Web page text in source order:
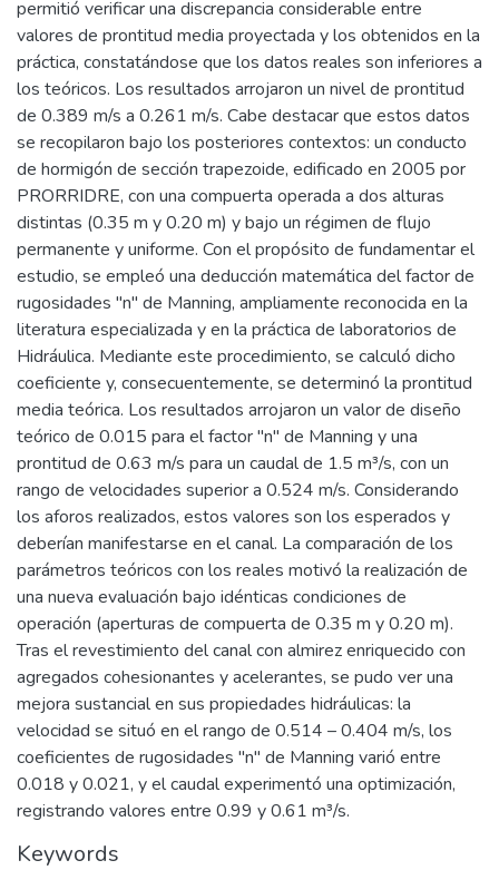
permitió verificar una discrepancia considerable entre
valores de prontitud media proyectada y los obtenidos en la
práctica, constatándose que los datos reales son inferiores a
los teóricos. Los resultados arrojaron un nivel de prontitud
de 0.389 m/s a 0.261 m/s. Cabe destacar que estos datos
se recopilaron bajo los posteriores contextos: un conducto
de hormigón de sección trapezoide, edificado en 2005 por
PRORRIDRE, con una compuerta operada a dos alturas
distintas (0.35 m y 0.20 m) y bajo un régimen de flujo
permanente y uniforme. Con el propósito de fundamentar el
estudio, se empleó una deducción matemática del factor de
rugosidades "n" de Manning, ampliamente reconocida en la
literatura especializada y en la práctica de laboratorios de
Hidráulica. Mediante este procedimiento, se calculó dicho
coeficiente y, consecuentemente, se determinó la prontitud
media teórica. Los resultados arrojaron un valor de diseño
teórico de 0.015 para el factor "n" de Manning y una
prontitud de 0.63 m/s para un caudal de 1.5 m³/s, con un
rango de velocidades superior a 0.524 m/s. Considerando
los aforos realizados, estos valores son los esperados y
deberían manifestarse en el canal. La comparación de los
parámetros teóricos con los reales motivó la realización de
una nueva evaluación bajo idénticas condiciones de
operación (aperturas de compuerta de 0.35 m y 0.20 m).
Tras el revestimiento del canal con almirez enriquecido con
agregados cohesionantes y acelerantes, se pudo ver una
mejora sustancial en sus propiedades hidráulicas: la
velocidad se situó en el rango de 0.514 – 0.404 m/s, los
coeficientes de rugosidades "n" de Manning varió entre
0.018 y 0.021, y el caudal experimentó una optimización,
registrando valores entre 0.99 y 0.61 m³/s.
Keywords